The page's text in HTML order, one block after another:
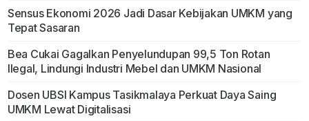
Sensus Ekonomi 2026 Jadi Dasar Kebijakan UMKM yang
Tepat Sasaran
Bea Cukai Gagalkan Penyelundupan 99,5 Ton Rotan
Ilegal, Lindungi Industri Mebel dan UMKM Nasional
Dosen UBSI Kampus Tasikmalaya Perkuat Daya Saing
UMKM Lewat Digitalisasi